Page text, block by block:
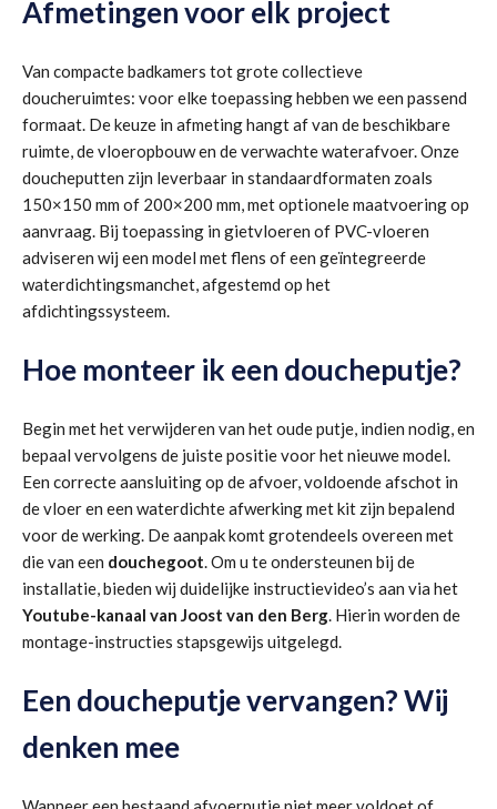
Afmetingen voor elk project
Van compacte badkamers tot grote collectieve
doucheruimtes: voor elke toepassing hebben we een passend
formaat. De keuze in afmeting hangt af van de beschikbare
ruimte, de vloeropbouw en de verwachte waterafvoer. Onze
doucheputten zijn leverbaar in standaardformaten zoals
150×150 mm of 200×200 mm, met optionele maatvoering op
aanvraag. Bij toepassing in gietvloeren of PVC-vloeren
adviseren wij een model met flens of een geïntegreerde
waterdichtingsmanchet, afgestemd op het
afdichtingssysteem.
Hoe monteer ik een doucheputje?
Begin met het verwijderen van het oude putje, indien nodig, en
bepaal vervolgens de juiste positie voor het nieuwe model.
Een correcte aansluiting op de afvoer, voldoende afschot in
de vloer en een waterdichte afwerking met kit zijn bepalend
voor de werking. De aanpak komt grotendeels overeen met
die van een douchegoot. Om u te ondersteunen bij de
installatie, bieden wij duidelijke instructievideo’s aan via het
Youtube-kanaal van Joost van den Berg. Hierin worden de
montage-instructies stapsgewijs uitgelegd.
Een doucheputje vervangen? Wij
denken mee